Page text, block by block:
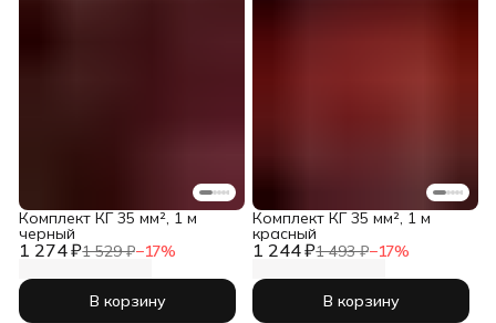
1 274 ₽1 529 ₽−17%
Комплект КГ 35 мм², 1 м
черный
В корзину
1 244 ₽1 493 ₽−17%
Комплект КГ 35 мм², 1 м
красный
В корзину